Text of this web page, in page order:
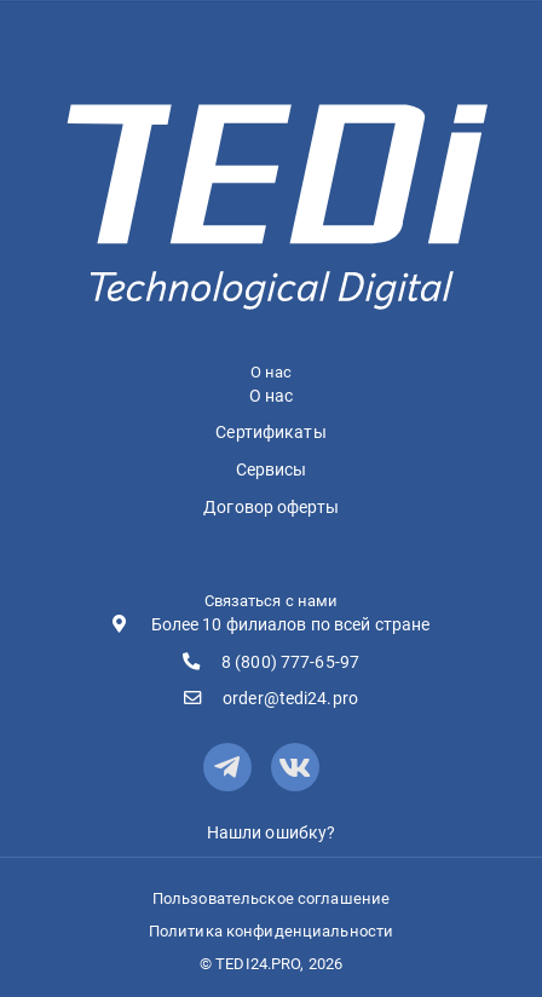
О нас
О нас
Сертификаты
Сервисы
Договор оферты
Связаться с нами
Более 10 филиалов по всей стране
8 (800) 777-65-97
order@tedi24.pro
Нашли ошибку?
Пользовательское соглашение
Политика конфиденциальности
© TEDI24.PRO, 2026